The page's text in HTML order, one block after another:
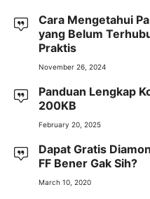
Cara Mengetahui
yang Belum
Praktis
November 26, 2024
Panduan Lengkap
200KB
February 20, 2025
Dapat Gratis
FF Bener Gak Sih?
March 10, 2020